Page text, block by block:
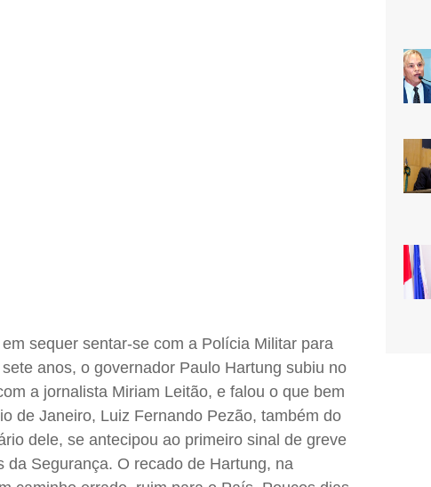
sequer sentar-se com a Polícia Militar para
anos, o governador Paulo Hartung subiu no
a jornalista Miriam Leitão, e falou o que bem
de Janeiro, Luiz Fernando Pezão, também do
dele, se antecipou ao primeiro sinal de greve
Segurança. O recado de Hartung, na